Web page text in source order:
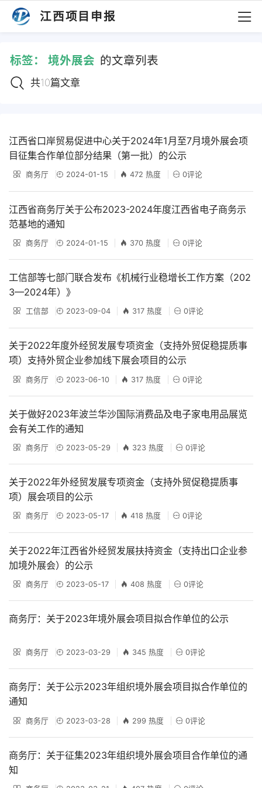
江西项目申报
标签： 境外展会 的文章列表
共10篇文章
江西省口岸贸易促进中心关于2024年1月至7月境外展会项
目征集合作单位部分结果（第一批）的公示
商务厅 2024-01-15 472 热度 0评论
江西省商务厅关于公布2023-2024年度江西省电子商务示
范基地的通知
商务厅 2024-01-15 370 热度 0评论
工信部等七部门联合发布《机械行业稳增长工作方案（202
3—2024年）》
工信部 2023-09-04 317 热度 0评论
关于2022年度外经贸发展专项资金（支持外贸促稳提质事
项）支持外贸企业参加线下展会项目的公示
商务厅 2023-06-10 317 热度 0评论
关于做好2023年波兰华沙国际消费品及电子家电用品展览
会有关工作的通知
商务厅 2023-05-29 323 热度 0评论
关于2022年外经贸发展专项资金（支持外贸促稳提质事
项）展会项目的公示
商务厅 2023-05-17 418 热度 0评论
关于2022年江西省外经贸发展扶持资金（支持出口企业参
加境外展会）的公示
商务厅 2023-05-17 408 热度 0评论
商务厅：关于2023年境外展会项目拟合作单位的公示
商务厅 2023-03-29 345 热度 0评论
商务厅：关于公示2023年组织境外展会项目拟合作单位的
通知
商务厅 2023-03-28 299 热度 0评论
商务厅：关于征集2023年组织境外展会项目合作单位的通
知